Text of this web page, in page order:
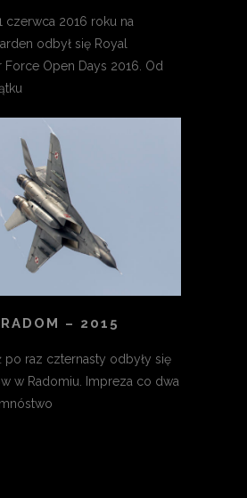
czerwca 2016 roku na
odbył się Royal
Force Open Days 2016. Od
– 2015
po raz czternasty odbyły się
w Radomiu. Impreza co dwa